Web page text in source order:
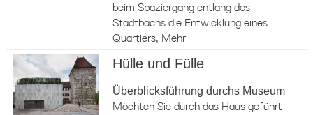
beim Spaziergang entlang des
Stadtbachs die Entwicklung eines
Quartiers, Mehr
Hülle und Fülle
Überblicksführung durchs Museum
Möchten Sie durch das Haus geführt